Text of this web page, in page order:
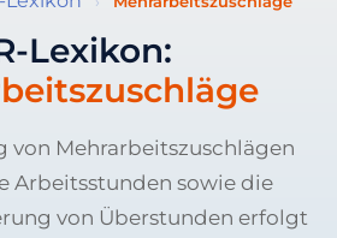
Lexikon:
von Mehrarbeitszuschlägen
Arbeitsstunden sowie die
von Überstunden erfolgt